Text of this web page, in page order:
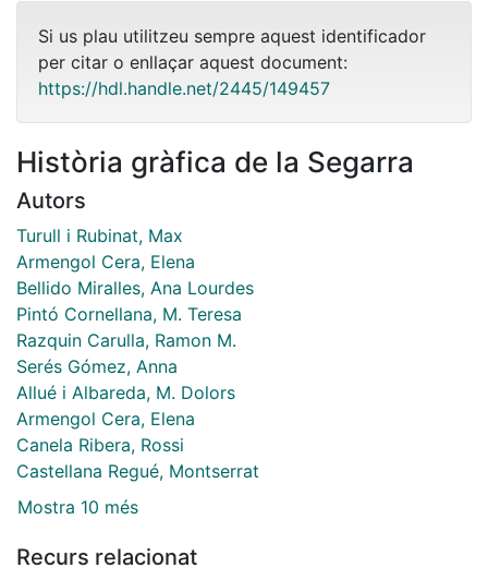
Si us plau utilitzeu sempre aquest identificador
per citar o enllaçar aquest document:
https://hdl.handle.net/2445/149457
Història gràfica de la Segarra
Autors
Turull i Rubinat, Max
Armengol Cera, Elena
Bellido Miralles, Ana Lourdes
Pintó Cornellana, M. Teresa
Razquin Carulla, Ramon M.
Serés Gómez, Anna
Allué i Albareda, M. Dolors
Armengol Cera, Elena
Canela Ribera, Rossi
Castellana Regué, Montserrat
Mostra 10 més
Recurs relacionat